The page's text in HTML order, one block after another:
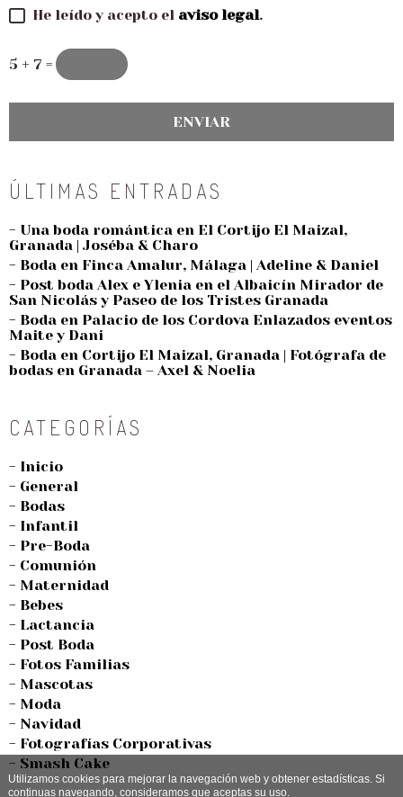
He leído y acepto el aviso legal.
5 + 7 =
ÚLTIMAS ENTRADAS
- Una boda romántica en El Cortijo El Maizal,
Granada | Joséba & Charo
- Boda en Finca Amalur, Málaga | Adeline & Daniel
- Post boda Alex e Ylenia en el Albaicín Mirador de
San Nicolás y Paseo de los Tristes Granada
- Boda en Palacio de los Cordova Enlazados eventos
Maite y Dani
- Boda en Cortijo El Maizal, Granada | Fotógrafa de
bodas en Granada – Axel & Noelia
CATEGORÍAS
- Inicio
- General
- Bodas
- Infantil
- Pre-Boda
- Comunión
- Maternidad
- Bebes
- Lactancia
- Post Boda
- Fotos Familias
- Mascotas
- Moda
- Navidad
- Fotografías Corporativas
- Smash Cake
Utilizamos cookies para mejorar la navegación web y obtener estadísticas. Si
continuas navegando, consideramos que aceptas su uso.